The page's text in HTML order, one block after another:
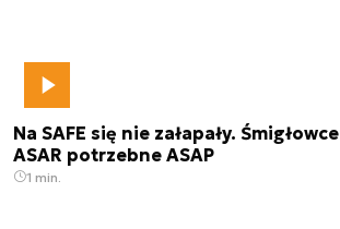
Na SAFE się nie załapały. Śmigłowce
ASAR potrzebne ASAP
1 min.